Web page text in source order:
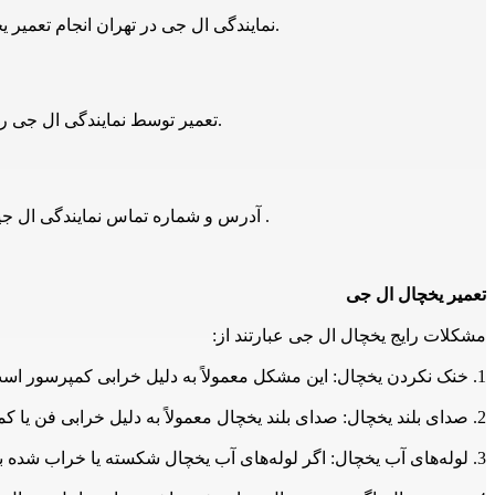
نمایندگی ال جی در تهران انجام تعمیر یخچال و فریز ال جی در تهران تعمیرات، رفع خطا و اعزام تعمیرکار و اعزام سرویسکار تعمیر یخچال و فریز ال جی 24 ساعته انجام می شود.
تعمیر توسط نمایندگی ال جی رفع خطای و لیست خطای تعمیر یخچال و فریز ال جی توسط تعمیرکار نمایندگی تعمیر یخچال و فریز ال جی در تهران و حومه انجام می شود.
آدرس و شماره تماس نمایندگی ال جیبرای تعمیر تعمیر یخچال و فریز ال جی توسط تعمیرکار نمایندگی تعمیر یخچال و فریز ال جی در تهران 021-66609627 و 09129429461 است .
تعمیر یخچال ال جی
مشکلات رایج یخچال ال جی عبارتند از:
1. خنک نکردن یخچال: این مشکل معمولاً به دلیل خرابی کمپرسور است. در این صورت، باید کمپرسور را تعمیر یا تعویض کنید.
2. صدای بلند یخچال: صدای بلند یخچال معمولاً به دلیل خرابی فن یا کمپرسور است. در این صورت، باید فن یا کمپرسور را تعمیر یا تعویض کنید.
3. لوله‌های آب یخچال: اگر لوله‌های آب یخچال شکسته یا خراب شده باشند، ممکن است آب به داخل یخچال نفوذ کند و باعث خرابی دستگاه شود. در این صورت، باید لوله‌های آب را تعمیر یا تعویض کنید.